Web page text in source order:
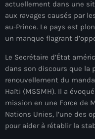
juin 2025
avril 2025
mars 2025
février 2025
janvier 2025
actuellement dans une
aux ravages causés par
au-Prince. Le pays est
un manque flagrant
Le Secrétaire d’État
dans son discours que la
renouvellement du
Haïti (MSSMH). Il a
mission en une Force de
Nations Unies, l’une des
pour aider à rétablir la